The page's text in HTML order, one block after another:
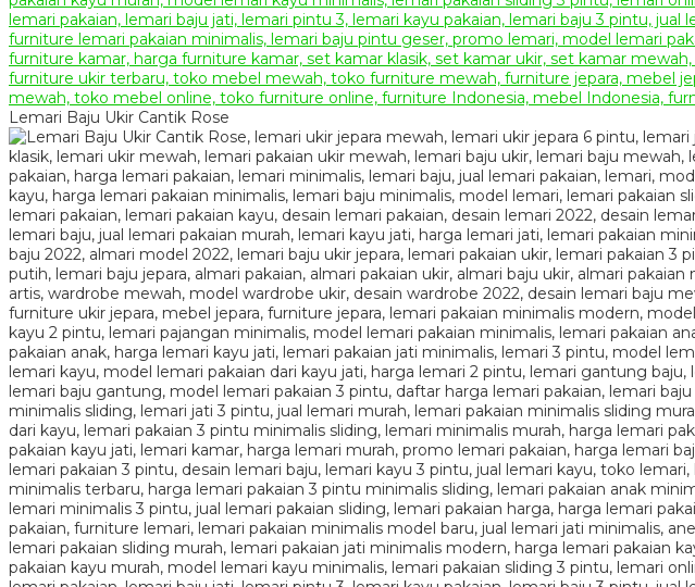
Lemari Baju Ukir Cantik Rose